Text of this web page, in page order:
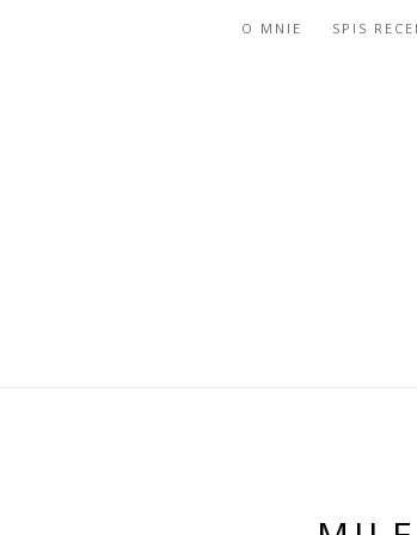
O MNIE SPIS